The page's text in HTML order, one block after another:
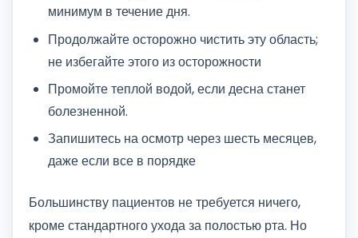
минимум в течение дня.
Продолжайте осторожно чистить эту область;
не избегайте этого из осторожности
Промойте теплой водой, если десна станет
болезненной.
Запишитесь на осмотр через шесть месяцев,
даже если все в порядке
Большинству пациентов не требуется ничего,
кроме стандартного ухода за полостью рта. Но